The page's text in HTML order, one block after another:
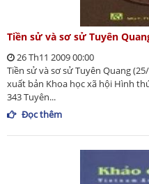
Tiền sử và sơ sử Tuyên
26 Th11 2009 00:00
Tiền sử và sơ sử Tuyên Quang
xuất bản Khoa học xã hội Hình
343 Tuyên...
Đọc thêm